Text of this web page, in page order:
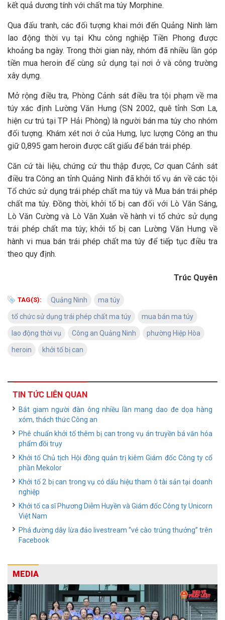
kết quả dương tính với chất ma túy Morphine.
Qua đấu tranh, các đối tượng khai mới đến Quảng Ninh làm
lao động thời vụ tại Khu công nghiệp Tiền Phong được
khoảng ba ngày. Trong thời gian này, nhóm đã nhiều lần góp
tiền mua heroin để cùng sử dụng tại nơi ở và công trường
xây dựng.
Mở rộng điều tra, Phòng Cảnh sát điều tra tội phạm về ma
túy xác định Lường Văn Hưng (SN 2002, quê tỉnh Sơn La,
hiện cư trú tại TP Hải Phòng) là người bán ma túy cho nhóm
đối tượng. Khám xét nơi ở của Hưng, lực lượng Công an thu
giữ 0,895 gam heroin được cất giấu để bán trái phép.
Căn cứ tài liệu, chứng cứ thu thập được, Cơ quan Cảnh sát
điều tra Công an tỉnh Quảng Ninh đã khởi tố vụ án về các tội
Tổ chức sử dụng trái phép chất ma túy và Mua bán trái phép
chất ma túy. Đồng thời, khởi tố bị can đối với Lò Văn Sáng,
Lò Văn Cường và Lò Văn Xuân về hành vi tổ chức sử dụng
trái phép chất ma túy; khởi tố bị can Lường Văn Hưng về
hành vi mua bán trái phép chất ma túy để tiếp tục điều tra
theo quy định.
Trúc Quyên
TAG(S): Quảng Ninh ma túy
tổ chức sử dụng trái phép chất ma túy mua bán ma túy
lao động thời vụ Công an Quảng Ninh phường Hiệp Hòa
heroin khởi tố bị can
TIN TỨC LIÊN QUAN
Bắt giam người đàn ông nhiều lần mang dao đe dọa hàng
xóm, thách thức Công an
Phê chuẩn khởi tố thêm bị can trong vụ án truyền bá văn hóa
phẩm đồi trụy
Khởi tố Chủ tịch Hội đồng quản trị kiêm Giám đốc Công ty cổ
phần Mekolor
Khởi tố 2 bị can trong vụ có dấu hiệu tham ô tài sản tại doanh
nghiệp
Khởi tố ca sĩ Phương Diễm Huyền và Giám đốc Công ty Unicorn
Việt Nam
Phá đường dây lừa đảo livestream “vé cào trúng thưởng” trên
Facebook
MEDIA